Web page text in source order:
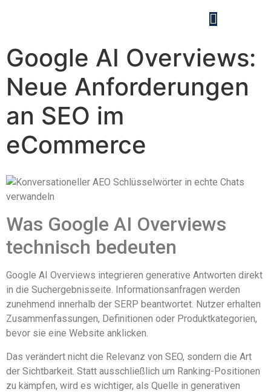
Google AI Overviews:
Neue Anforderungen
an SEO im
eCommerce
Was Google AI Overviews
technisch bedeuten
Google AI Overviews integrieren generative Antworten direkt
in die Suchergebnisseite. Informationsanfragen werden
zunehmend innerhalb der SERP beantwortet. Nutzer erhalten
Zusammenfassungen, Definitionen oder Produktkategorien,
bevor sie eine Website anklicken.
Das verändert nicht die Relevanz von SEO, sondern die Art
der Sichtbarkeit. Statt ausschließlich um Ranking-Positionen
zu kämpfen, wird es wichtiger, als Quelle in generativen